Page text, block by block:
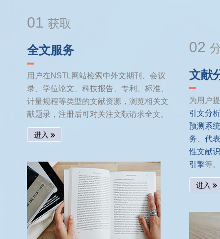
01 获取
全文服务
用户在NSTL网站检索中外文期刊、会议
录、学位论文、科技报告、专利、标准、
计量规程等类型的文献资源，浏览相关文
献题录，注册后可对关注文献请求全文。
进入
02
文献
为用户
引文分
预测系统
务
代
性文献
引擎等。
进入